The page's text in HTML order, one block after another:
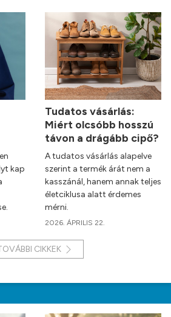
kap
Tudatos vásárlás:
Miért olcsóbb hosszú
távon a drágább cipő?
A tudatos vásárlás alapelve
szerint a termék árát nem a
kasszánál, hanem annak teljes
életciklusa alatt érdemes
mérni.
2026. ÁPRILIS 22.
CIKKEK